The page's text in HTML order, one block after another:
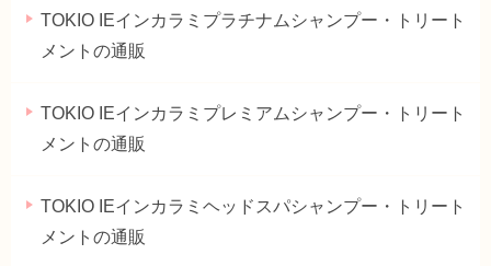
TOKIO IEインカラミプラチナムシャンプー・トリート
メントの通販
TOKIO IEインカラミプレミアムシャンプー・トリート
メントの通販
TOKIO IEインカラミヘッドスパシャンプー・トリート
メントの通販